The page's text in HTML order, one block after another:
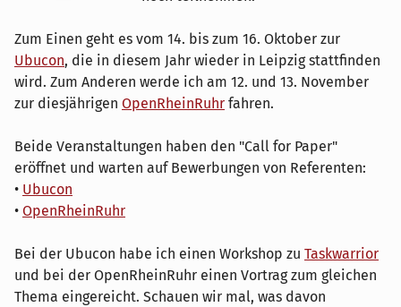
Zum Einen geht es vom 14. bis zum 16. Oktober zur
Ubucon, die in diesem Jahr wieder in Leipzig stattfinden
wird. Zum Anderen werde ich am 12. und 13. November
zur diesjährigen OpenRheinRuhr fahren.
Beide Veranstaltungen haben den "Call for Paper"
eröffnet und warten auf Bewerbungen von Referenten:
• Ubucon
• OpenRheinRuhr
Bei der Ubucon habe ich einen Workshop zu Taskwarrior
und bei der OpenRheinRuhr einen Vortrag zum gleichen
Thema eingereicht. Schauen wir mal, was davon